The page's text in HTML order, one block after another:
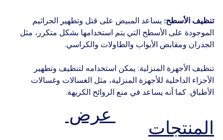
تنظيف الأسطح: يساعد المبيض على قتل وتطهير الجراثيم
الموجودة على الأسطح التي يتم استخدامها بشكل متكرر، مثل
الجدران ومقابض الأبواب والطاولات والكراسي.
تنظيف الأجهزة المنزلية: يمكن استخدامه لتنظيف وتطهير
الأجزاء الداخلية للأجهزة المنزلية، مثل الغسالات وغسالات
الأطباق. كما أنه يساعد في منع الروائح الكريهة.
عرض
المنتجات